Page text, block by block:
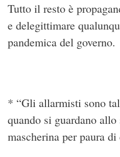
Tutto il resto è
e delegittimare
pandemica del governo.
* “Gli allarmisti sono
quando si guardano
mascherina per paura